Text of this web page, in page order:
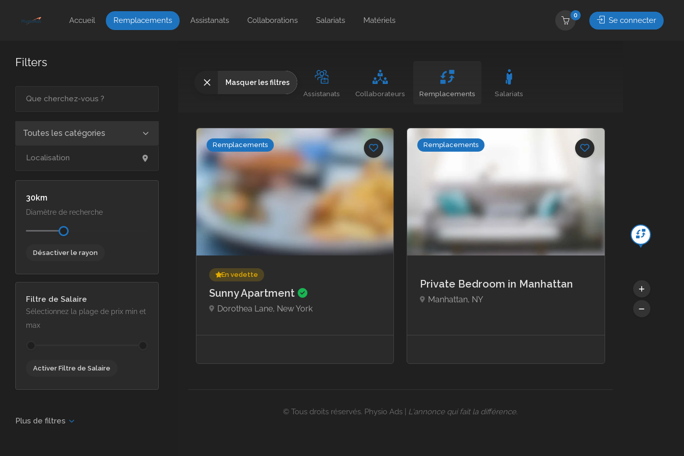
Accueil Remplacements Assistanats Collaborations Salariats Matériels
0
Se connecter
Filters
Toutes les catégories
30
Diamètre de recherche
Désactiver le rayon
Filtre de Salaire
Sélectionnez la plage de prix min et
max
Activer Filtre de Salaire
Masquer les filtres
Assistanats
Collaborateurs Remplacements Salariats
Remplacements
En vedette
Sunny Apartment
Dorothea Lane, New York
Remplacements
Private Bedroom in Manhattan
Manhattan, NY
© Tous droits réservés. Physio Ads | L'annonce qui fait la différence.